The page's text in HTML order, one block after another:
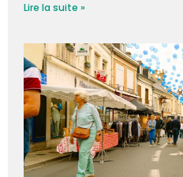
Lire la suite »